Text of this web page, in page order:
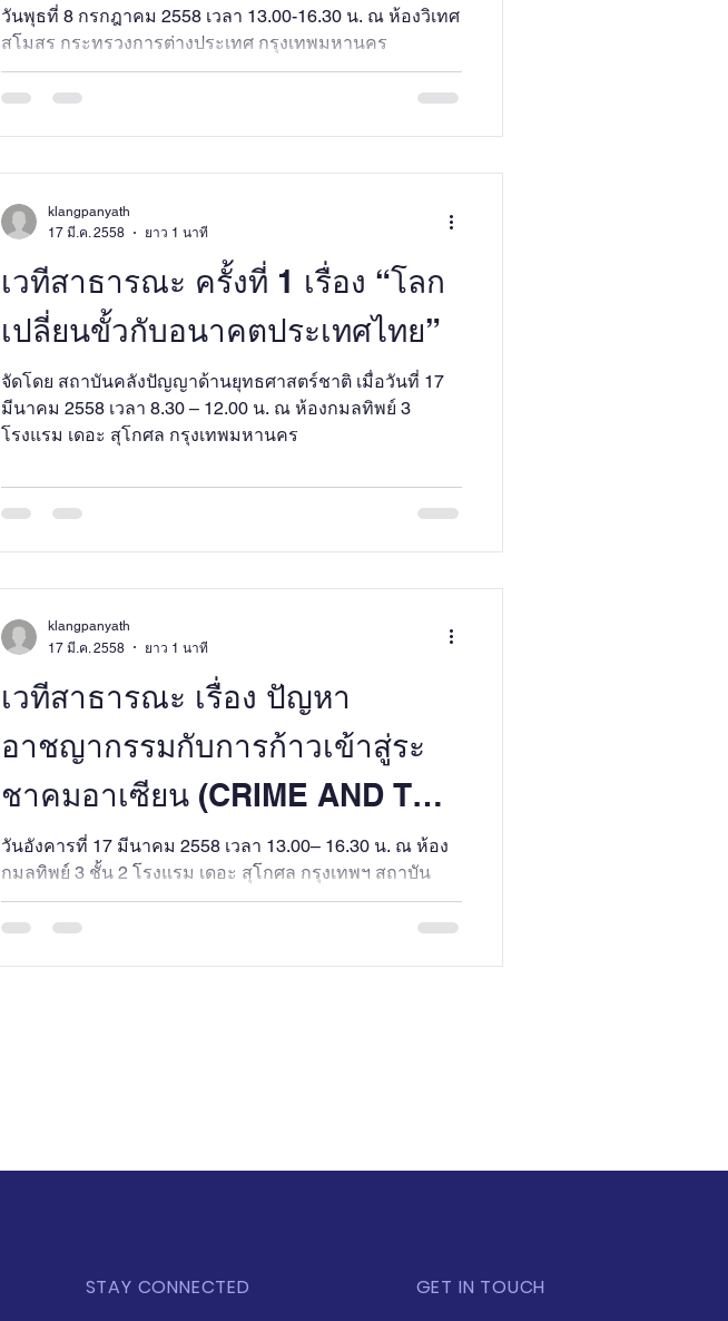
วันพุธที่ 8 กรกฎาคม 2558 เวลา 13.00-16.30 น. ณ ห้องวิเทศ
สโมสร กระทรวงการต่างประเทศ กรุงเทพมหานคร
เวทีสาธารณะ ครั้งที่ 1 เรื่อง “โลก
เปลี่ยนขั้วกับอนาคตประเทศไทย”
จัดโดย สถาบันคลังปัญญาด้านยุทธศาสตร์ชาติ เมื่อวันที่ 17
มีนาคม 2558 เวลา 8.30 – 12.00 น. ณ ห้องกมลทิพย์ 3
โรงแรม เดอะ สุโกศล กรุงเทพมหานคร
klangpanyath
17 มี.ค. 2558
ยาว 1 นาที
เวทีสาธารณะ เรื่อง ปัญหา
อาชญากรรมกับการก้าวเข้าสู่ระ
ชาคมอาเซียน (CRIME AND THE
ASEAN COMMUNITY)
วันอังคารที่ 17 มีนาคม 2558 เวลา 13.00– 16.30 น. ณ ห้อง
กมลทิพย์ 3 ชั้น 2 โรงแรม เดอะ สุโกศล กรุงเทพฯ สถาบัน
คลังปัญญาฯ...
klangpanyath
17 มี.ค. 2558
ยาว 1 นาที
STAY CONNECTED GET IN TOUCH